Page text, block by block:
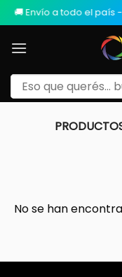
a todo el país - CBA
No se han